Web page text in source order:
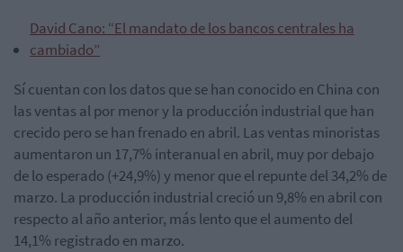
David Cano: “El mandato de los bancos centrales ha
cambiado”
Sí cuentan con los datos que se han conocido en China con
las ventas al por menor y la producción industrial que han
crecido pero se han frenado en abril. Las ventas minoristas
aumentaron un 17,7% interanual en abril, muy por debajo
de lo esperado (+24,9%) y menor que el repunte del 34,2% de
marzo. La producción industrial creció un 9,8% en abril con
respecto al año anterior, más lento que el aumento del
14,1% registrado en marzo.